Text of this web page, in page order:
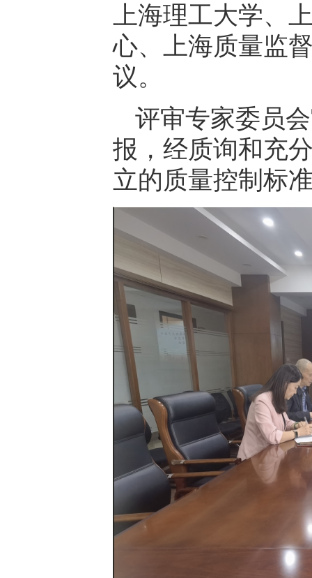
上海理工大学、
心、上海质量监
议。
评审专家委员
报，经质询和充
立的质量控制标